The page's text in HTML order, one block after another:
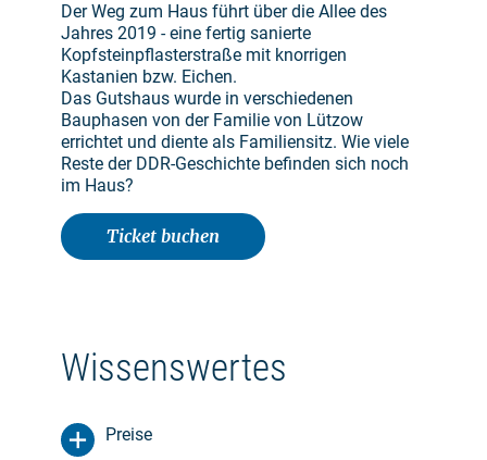
Der Weg zum Haus führt über die Allee des
Jahres 2019 - eine fertig sanierte
Kopfsteinpflasterstraße mit knorrigen
Kastanien bzw. Eichen.
Das Gutshaus wurde in verschiedenen
Bauphasen von der Familie von Lützow
errichtet und diente als Familiensitz. Wie viele
Reste der DDR-Geschichte befinden sich noch
im Haus?
Ticket buchen
Wissenswertes
Preise